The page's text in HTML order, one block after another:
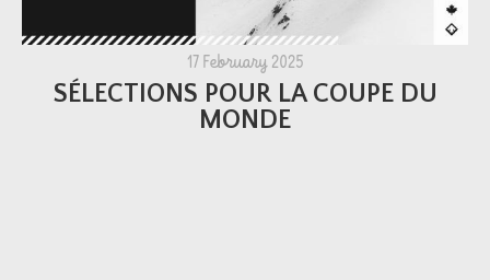
17 February 2025
SÉLECTIONS POUR LA COUPE DU
MONDE